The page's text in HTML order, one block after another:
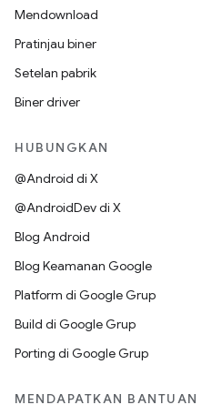
Mendownload
Pratinjau biner
Setelan pabrik
Biner driver
HUBUNGKAN
@Android di X
@AndroidDev di X
Blog Android
Blog Keamanan Google
Platform di Google Grup
Build di Google Grup
Porting di Google Grup
MENDAPATKAN BANTUAN